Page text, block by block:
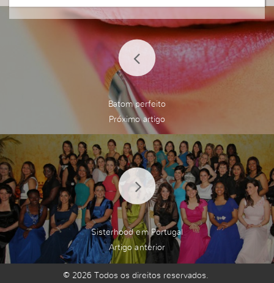
melhor em tudo que fazemos.
pois tudo devemos fazer tao somente para o nos
so Deus,pois como ele disse> aquele que me ser
Batom perfeito
Sisterhood em Portugal
© 2026 Todos os direitos reservados.